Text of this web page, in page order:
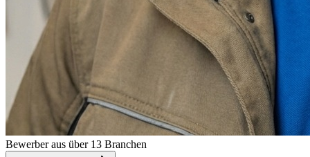
Bewerber aus über 13 Branchen